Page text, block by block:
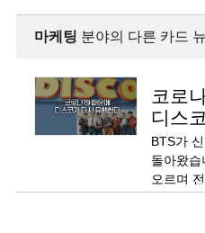
마케팅 분야의 다른 카드
코로
디스
BTS가
돌아왔
오르며